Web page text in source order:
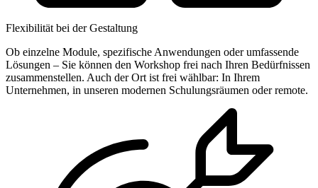
Flexibilität bei der Gestaltung
Ob einzelne Module, spezifische Anwendungen oder umfassende
Lösungen – Sie können den Workshop frei nach Ihren Bedürfnissen
zusammenstellen. Auch der Ort ist frei wählbar: In Ihrem
Unternehmen, in unseren modernen Schulungsräumen oder remote.